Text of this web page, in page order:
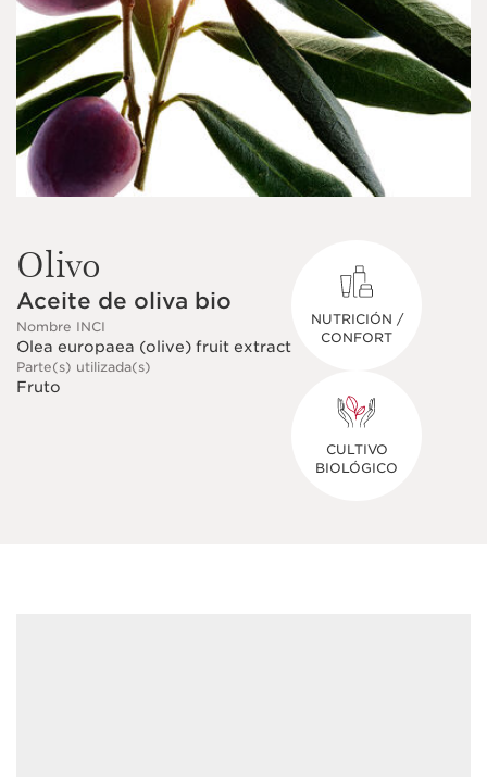
Olivo
Aceite de oliva bio
Nombre INCI
Olea europaea (olive) fruit extract
Parte(s) utilizada(s)
Fruto
NUTRICIÓN /
CONFORT
CULTIVO
BIOLÓGICO